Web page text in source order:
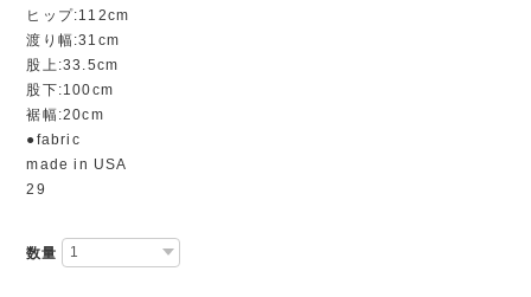
ヒップ:112cm
渡り幅:31cm
股上:33.5cm
股下:100cm
裾幅:20cm
●fabric
made in USA
29
数量